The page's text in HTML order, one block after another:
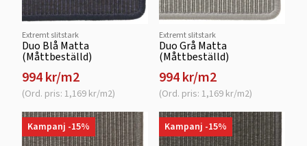
Extremt slitstark
Duo Blå Matta
(Måttbeställd)
994 kr/m2
(Ord. pris: 1,169 kr/m2)
Extremt slitstark
Duo Grå Matta
(Måttbeställd)
994 kr/m2
(Ord. pris: 1,169 kr/m2)
Kampanj -15% Kampanj -15%